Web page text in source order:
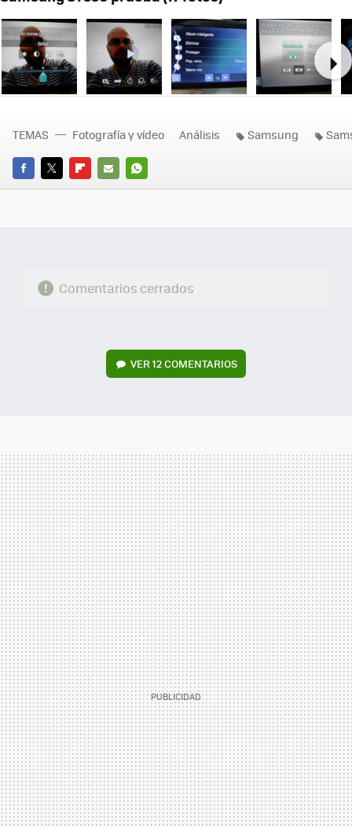
FACEBOOK
TWITTERFLIPBOARD
E-
WHATSAPP
TEMAS Fotografía y vídeo Análisis Samsung
Comentarios cerrados
VER 12 COMENTARIOS